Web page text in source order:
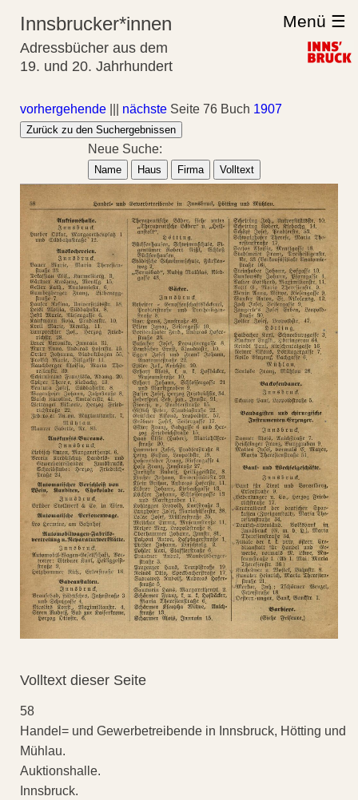
Innsbrucker*innen
Adressbücher aus dem
19. und 20. Jahrhundert
Menü ☰
vorhergehende nächste Seite 76 Buch 1907
Zurück zu den Suchergebnissen
Neue Suche:
Name Haus Firma Volltext
Volltext dieser Seite
58
Handel= und Gewerbetreibende in Innsbruck, Hötting und
Mühlau.
Auktionshalle.
Innsbruck.